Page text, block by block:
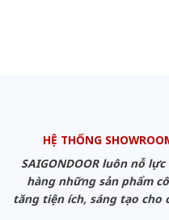
HỆ THỐNG
SAIGONDOOR luôn nỗ
hàng những sản phẩm
tăng tiện ích, sáng tạo